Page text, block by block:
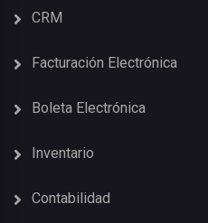
CRM
Facturación Electrónica
Boleta Electrónica
Inventario
Contabilidad